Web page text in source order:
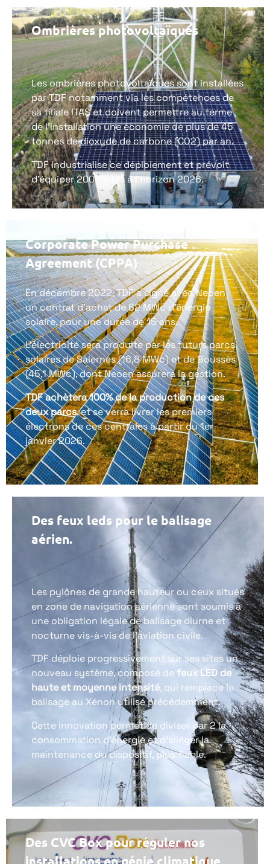
Ombrières photovoltaïques
Les ombrières photovoltaïques sont installées
par TDF notamment via les compétences de
sa filiale ITAS et doivent permettre au terme
de l’installation une économie de plus de 45
tonnes de dioxyde de carbone (CO2) par an.
TDF industrialise ce déploiement et prévoit
d’équiper 2000 sites à l’horizon 2026.
Corporate Power Purchase
Agreement (CPPA)
En décembre 2022, TDF a signé avec Neoen
un contrat d’achat de 62 MWc d’énergie
solaire, pour une durée de 15 ans.
L’électricité sera produite par les futurs parcs
solairesde Salernes (16,8 MWc)et de Boussès
(45,1 MWc), dont Neoen assurera la gestion.
TDF achètera 100% de la production de ces
deux parcs, et se verra livrer les premiers
électrons de ces centrales à partir du 1er
janvier 2026.
Des feux leds pour le balisage
aérien.
Les pylônes de grande hauteur ou ceux situés
en zone de navigation aérienne sont soumis à
une obligation légale de balisage diurne et
nocturne vis-à-vis de l’aviation civile.
TDF déploie progressivement sur ses sites un
nouveau système, composé defeux LED de
haute et moyenne intensité, qui remplace le
balisage au Xénon utilisé précédemment.
Cette innovation permet de diviser par 2 la
consommation d’énergie et d’alléger la
maintenance du dispositif, plus fiable.
Des CVC Box pour réguler nos
installations en génie climatique